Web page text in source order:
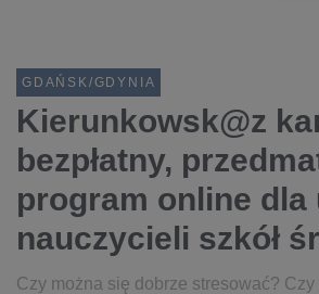
GDAŃSK/GDYNIA
Kierunkowsk@z
bezpłatny,
program online dla
nauczycieli szkół
Czy można się dobrze stresować?